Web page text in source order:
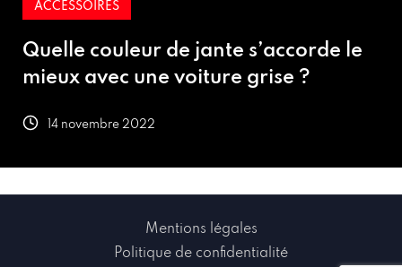
ACCESSOIRES
Quelle couleur de jante s’accorde le
mieux avec une voiture grise ?
14 novembre 2022
Mentions légales
Politique de confidentialité